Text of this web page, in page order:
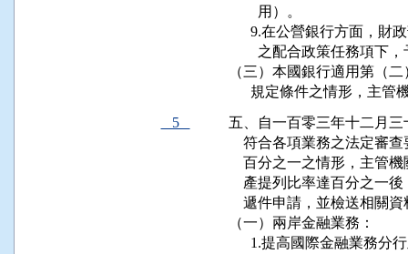
        用）。
9.在公營銀行方面，
之配合政策任務項下
（三）本國銀行適用第（
規定條件之情形，主
5
五、自一百零三年十二月
符合各項業務之法定審
百分之一之情形，主管
產提列比率達百分之一
遞件申請，並檢送相關
（一）兩岸金融業務：
1.提高國際金融業務